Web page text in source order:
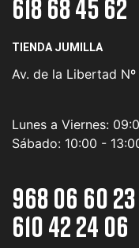
618 68 45 62
TIENDA JUMILLA
Av. de la Libertad
Lunes a Viernes:
Sábado: 10:00 -
968 06 60 23
610 42 24 06